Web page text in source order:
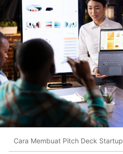
Cara Membuat Pitch Deck Startup